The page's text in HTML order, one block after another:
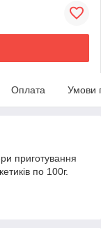
Оплата Умови
приготування
по 100г.